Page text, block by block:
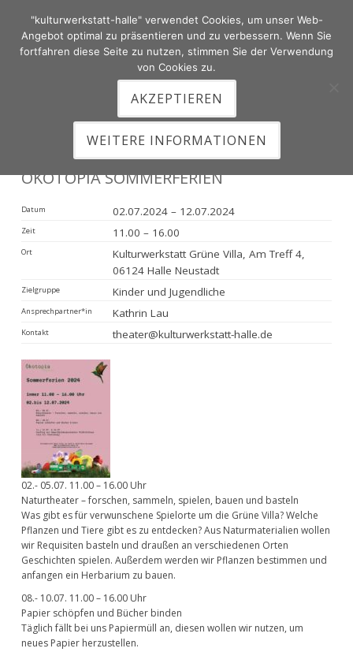
Zum
Inhalt
HAUPTMENÜ
ÖKOTOPIA SOMMERFERIEN
Datum 02.07.2024 – 12.07.2024
Zeit 11.00 – 16.00
Ort
Kulturwerkstatt Grüne Villa, Am Treff 4,
06124 Halle Neustadt
Zielgruppe Kinder und Jugendliche
Ansprechpartner*in Kathrin Lau
Kontakt theater@kulturwerkstatt-halle.de
02.- 05.07. 11.00 – 16.00 Uhr
Naturtheater – forschen, sammeln, spielen, bauen und basteln
Was gibt es für verwunschene Spielorte um die Grüne Villa? Welche
Pflanzen und Tiere gibt es zu entdecken? Aus Naturmaterialien wollen
wir Requisiten basteln und draußen an verschiedenen Orten
Geschichten spielen. Außerdem werden wir Pflanzen bestimmen und
anfangen ein Herbarium zu bauen.
08.- 10.07. 11.00 – 16.00 Uhr
Papier schöpfen und Bücher binden
Täglich fällt bei uns Papiermüll an, diesen wollen wir nutzen, um
neues Papier herzustellen.
"kulturwerkstatt-halle" verwendet Cookies, um unser Web-
Angebot optimal zu präsentieren und zu verbessern. Wenn Sie
fortfahren diese Seite zu nutzen, stimmen Sie der Verwendung
von Cookies zu.
AKZEPTIEREN
WEITERE INFORMATIONEN